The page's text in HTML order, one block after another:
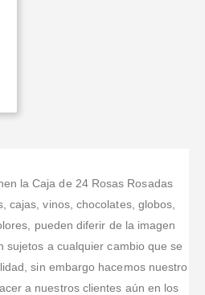
la Caja de 24 Rosas Rosadas
cajas, vinos, chocolates, globos,
pueden diferir de la imagen
sujetos a cualquier cambio que se
sin embargo hacemos nuestro
a nuestros clientes aún en los